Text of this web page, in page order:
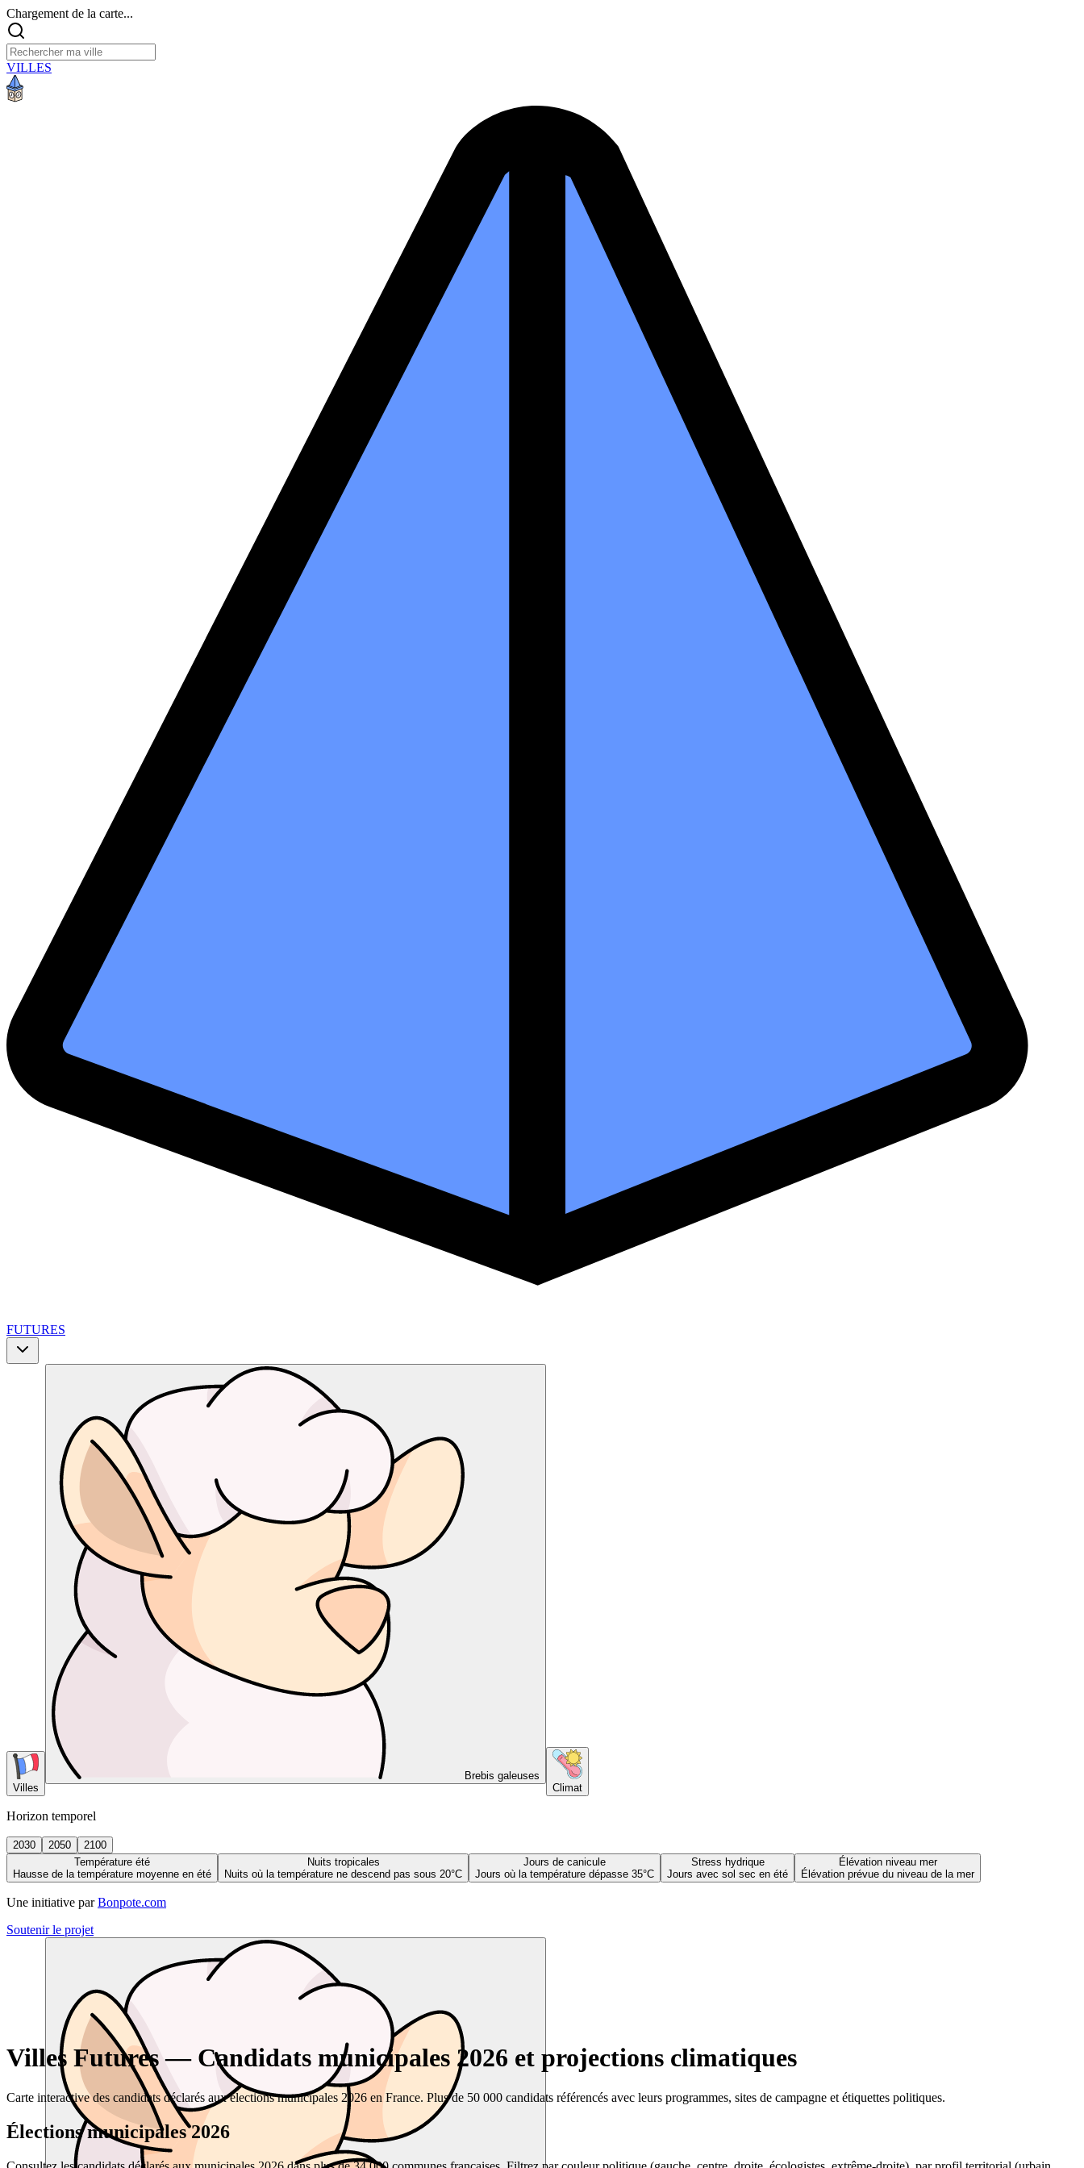
Chargement de la carte...
VILLES
FUTURES
Villes
Brebis galeuses
Climat
Horizon temporel
2030 2050
2100
Température été
Hausse de la température moyenne en été
Nuits tropicales
Nuits où la température ne descend pas sous 20°C
Jours de canicule
Jours où la température dépasse 35°C
Stress hydrique
Jours avec sol sec en été
Élévation niveau mer
Élévation prévue du niveau de la mer
Une initiative par Bonpote.com
Soutenir le projet
Villes Futures — Candidats municipales 2026 et projections climatiques
Carte interactive des candidats déclarés aux élections municipales 2026 en France. Plus de 50 000 candidats référencés avec leurs programmes, sites de campagne et étiquettes politiques.
Élections municipales 2026